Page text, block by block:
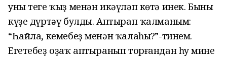
уны теге ҡыҙ менән икәүләп көтә инек. Бының
күҙе дүртәү булды. Аптырап ҡалманым:
“Һайла, кемебеҙ менән ҡалаһың?”-тинем.
Егетебеҙ оҙаҡ аптыранып торғандан һуң мине